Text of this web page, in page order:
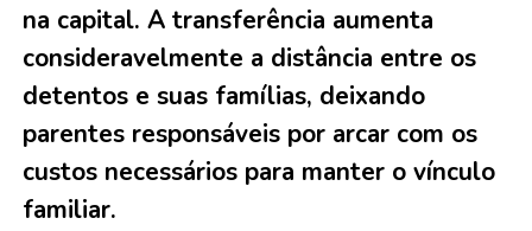
na capital. A transferência aumenta
consideravelmente a distância entre os
detentos e suas famílias, deixando
parentes responsáveis por arcar com os
custos necessários para manter o vínculo
familiar.